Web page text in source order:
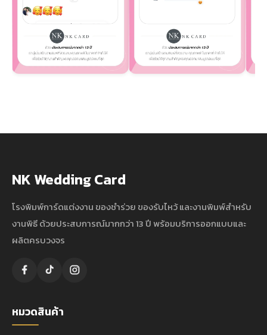
NK Wedding Card
โรงพิมพ์การ์ดแต่งงาน ของชำร่วย ของรับไหว้ และงานพิมพ์สำหรับ
งานพิธี ด้วยประสบการณ์มากกว่า 13 ปี พร้อมบริการออกแบบและ
ผลิตครบวงจร
หมวดสินค้า